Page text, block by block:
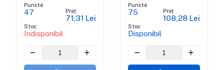
verde brazilian - 100
Puncte
47
Stoc
Indisponibil
Preț
71,31 Lei
Puncte
75
Stoc
Disponibil
Preț
108,28 Lei